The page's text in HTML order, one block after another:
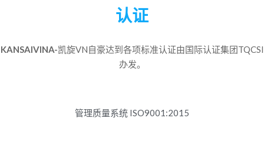
认证
KANSAIVINA-凯旋VN自豪达到各项标准认证由国际认证集团TQCSI
办发。
管理质量系统 ISO9001:2015